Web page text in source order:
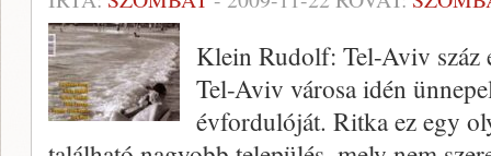
Klein Rudolf: Tel-Aviv száz
Tel-Aviv városa idén
évfordulóját. Ritka ez egy